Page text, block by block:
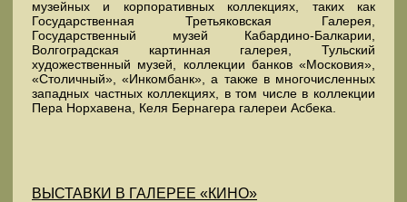
музейных и корпоративных коллекциях, таких как
Государственная Третьяковская Галерея,
Государственный музей Кабардино-Балкарии,
Волгоградская картинная галерея, Тульский
художественный музей, коллекции банков «Московия»,
«Столичный», «Инкомбанк», а также в многочисленных
западных частных коллекциях, в том числе в коллекции
Пера Норхавена, Келя Бернагера галереи Асбека.
ВЫСТАВКИ В ГАЛЕРЕЕ «КИНО»